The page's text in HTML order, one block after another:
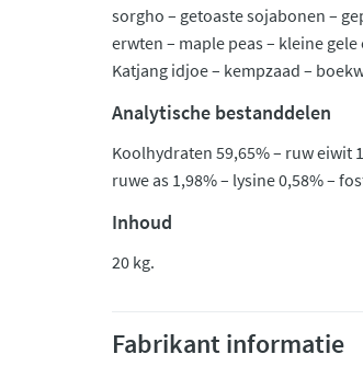
sorgho – getoaste sojabonen –
erwten – maple peas – kleine
Katjang idjoe – kempzaad –
Analytische bestanddelen
Koolhydraten 59,65% – ruw eiwit
ruwe as 1,98% – lysine 0,58% –
Inhoud
20 kg.
Fabrikant informatie